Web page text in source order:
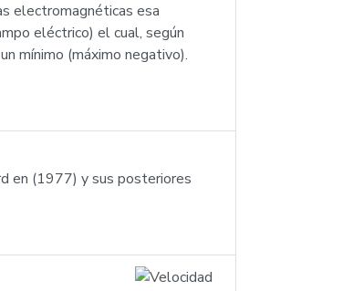
electromagnéticas esa
eléctrico) el cual, según
mínimo (máximo negativo).
en (1977) y sus posteriores